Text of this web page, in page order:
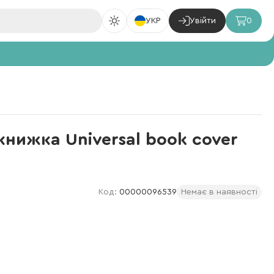
УКР Увійти 0
Universal book cover
Код: 00000096539 Немає в наявності